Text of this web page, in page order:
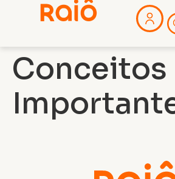
Conceitos